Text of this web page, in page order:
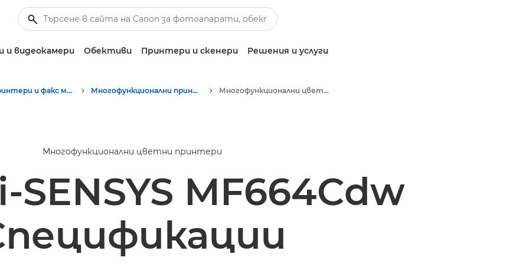
видеокамери Обективи Принтери и скенери Решения и услуги
Бизнес принтери и факс машини Многофункционални принтери – принтери "всичко в едно" Многофункционални цветни принтери
Многофункционални цветни принтери
SENSYS MF664Cdw